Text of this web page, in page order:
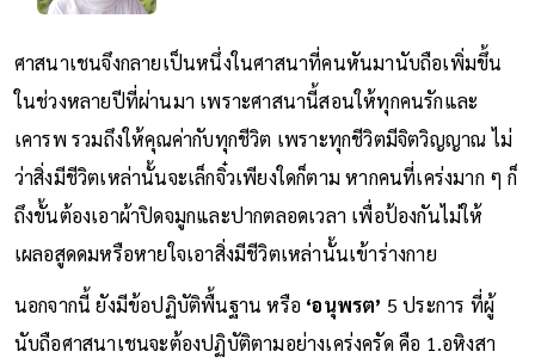
ศาสนาเชนจึงกลายเป็นหนึ่งในศาสนาที่คนหันมานับถือเพิ่มขึ้น
ในช่วงหลายปีที่ผ่านมา เพราะศาสนานี้สอนให้ทุกคนรักและ
เคารพ รวมถึงให้คุณค่ากับทุกชีวิต เพราะทุกชีวิตมีจิตวิญญาณ ไม่
ว่าสิ่งมีชีวิตเหล่านั้นจะเล็กจิ๋วเพียงใดก็ตาม หากคนที่เคร่งมาก ๆ ก็
ถึงขั้นต้องเอาผ้าปิดจมูกและปากตลอดเวลา เพื่อป้องกันไม่ให้
เผลอสูดดมหรือหายใจเอาสิ่งมีชีวิตเหล่านั้นเข้าร่างกาย
นอกจากนี้ ยังมีข้อปฏิบัติพื้นฐาน หรือ ‘อนุพรต’ 5 ประการ ที่ผู้
นับถือศาสนาเชนจะต้องปฏิบัติตามอย่างเคร่งครัด คือ 1.อหิงสา